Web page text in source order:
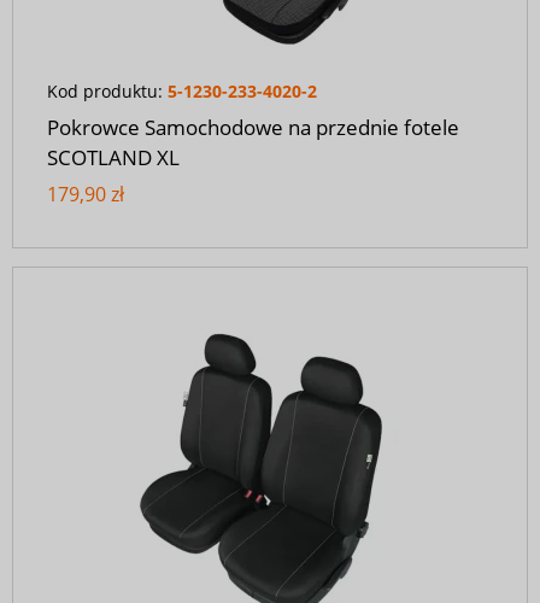
Kod produktu: 5-1230-233-4020-2
Pokrowce Samochodowe na przednie fotele
SCOTLAND XL
179,90 zł